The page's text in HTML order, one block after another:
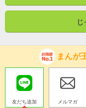
まんが
友だち追加
メルマガ